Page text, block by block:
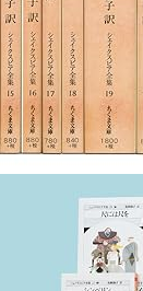
されました。
インを ～シェ
。「言葉の力
されました